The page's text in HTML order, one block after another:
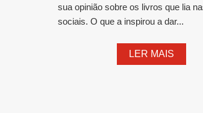
sua opinião sobre os livros que lia
sociais. O que a inspirou a dar...
LER MAIS